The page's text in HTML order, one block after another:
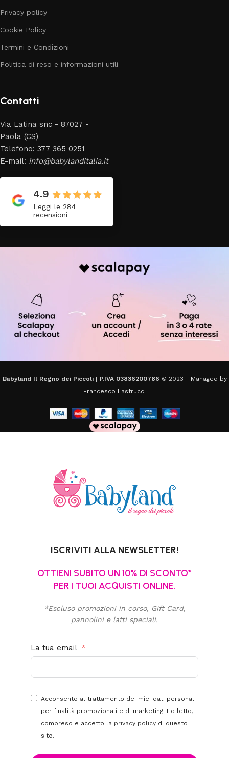
Privacy policy
Cookie Policy
Termini e Condizioni
Politica di reso e informazioni utili
Contatti
Via Latina snc - 87027 -
Paola (CS)
Telefono: 377 365 0251
E-mail: info@babylanditalia.it
4.9
Leggi le 284
recensioni
Babyland Il Regno dei Piccoli | P.IVA 03836200786 © 2023 - Managed by
Francesco Lastrucci
ISCRIVITI ALLA NEWSLETTER!
OTTIENI SUBITO UN 10% DI SCONTO*
PER I TUOI ACQUISTI ONLINE.
*Escluso promozioni in corso, Gift Card,
pannolini e latti speciali.
La tua email
Acconsento al trattamento dei miei dati personali
per finalità promozionali e di marketing. Ho letto,
compreso e accetto la privacy policy di questo
sito.